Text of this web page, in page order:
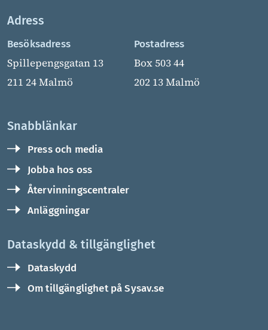
Adress
Besöksadress
Spillepengsgatan 13
211 24 Malmö
Postadress
Box 503 44
202 13 Malmö
Snabblänkar
Press och media
Jobba hos oss
Återvinningscentraler
Anläggningar
Dataskydd & tillgänglighet
Dataskydd
Om tillgänglighet på Sysav.se